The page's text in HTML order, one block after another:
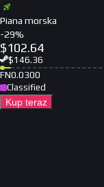
Piana morska
-29%
$102.64
$146.36
FN0.0300
Classified
Kup teraz